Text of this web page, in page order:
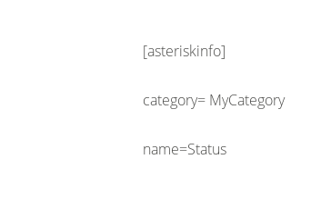
[asteriskinfo]
category= MyCategory
name=Status